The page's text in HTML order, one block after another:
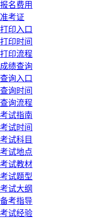
报名费用
准考证
打印入口
打印时间
打印流程
成绩查询
查询入口
查询时间
查询流程
考试指南
考试时间
考试科目
考试地点
考试教材
考试题型
考试大纲
备考指导
考试经验